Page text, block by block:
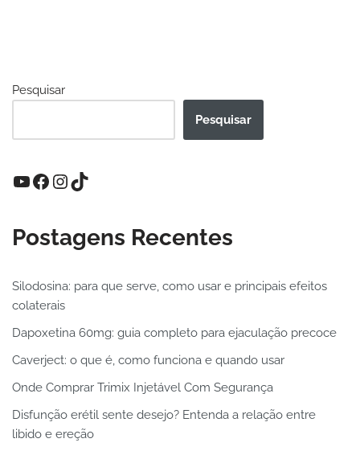
Pesquisar
Pesquisar
Postagens Recentes
Silodosina: para que serve, como usar e principais efeitos
colaterais
Dapoxetina 60mg: guia completo para ejaculação precoce
Caverject: o que é, como funciona e quando usar
Onde Comprar Trimix Injetável Com Segurança
Disfunção erétil sente desejo? Entenda a relação entre
libido e ereção